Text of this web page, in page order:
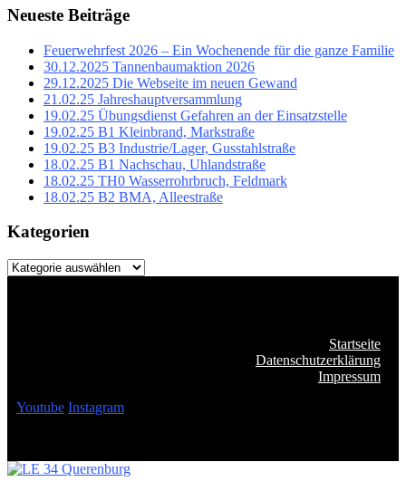
Neueste Beiträge
Feuerwehrfest 2026 – Ein Wochenende für die ganze Familie
30.12.2025 Tannenbaumaktion 2026
29.12.2025 Die Webseite im neuen Gewand
21.02.25 Jahreshauptversammlung
19.02.25 Übungsdienst Gefahren an der Einsatzstelle
19.02.25 B1 Kleinbrand, Markstraße
19.02.25 B3 Industrie/Lager, Gusstahlstraße
18.02.25 B1 Nachschau, Uhlandstraße
18.02.25 TH0 Wasserrohrbruch, Feldmark
18.02.25 B2 BMA, Alleestraße
Kategorien
Kategorien
Startseite
Datenschutzerklärung
Impressum
Youtube Instagram